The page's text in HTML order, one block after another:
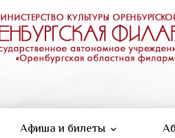
Афиша и билеты